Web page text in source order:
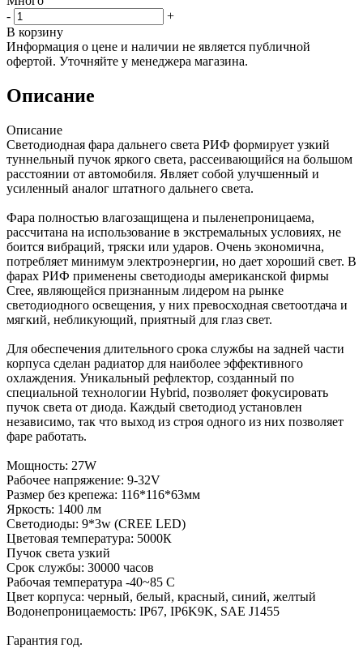
-
+
В корзину
Информация о цене и наличии не является публичной
офертой. Уточняйте у менеджера магазина.
Описание
Описание
Светодиодная фара дальнего света РИФ формирует узкий
туннельный пучок яркого света, рассеивающийся на большом
расстоянии от автомобиля. Являет собой улучшенный и
усиленный аналог штатного дальнего света.
Фара полностью влагозащищена и пыленепроницаема,
рассчитана на использование в экстремальных условиях, не
боится вибраций, тряски или ударов. Очень экономична,
потребляет минимум электроэнергии, но дает хороший свет. В
фарах РИФ применены светодиоды американской фирмы
Cree, являющейся признанным лидером на рынке
светодиодного освещения, у них превосходная светоотдача и
мягкий, небликующий, приятный для глаз свет.
Для обеспечения длительного срока службы на задней части
корпуса сделан радиатор для наиболее эффективного
охлаждения. Уникальный рефлектор, созданный по
специальной технологии Hybrid, позволяет фокусировать
пучок света от диода. Каждый светодиод установлен
независимо, так что выход из строя одного из них позволяет
фаре работать.
Мощность: 27W
Рабочее напряжение: 9-32V
Размер без крепежа: 116*116*63мм
Яркость: 1400 лм
Светодиоды: 9*3w (CREE LED)
Цветовая температура: 5000К
Пучок света узкий
Срок службы: 30000 часов
Рабочая температура -40~85 С
Цвет корпуса: черный, белый, красный, синий, желтый
Водонепроницаемость: IP67, IP6K9K, SAE J1455
Гарантия год.